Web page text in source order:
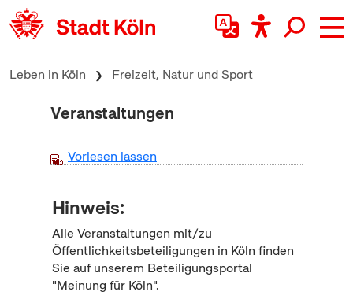
zum Inhalt springen
Leben in Köln Freizeit, Natur und Sport
Veranstaltungen
Vorlesen lassen
Hinweis:
Alle Veranstaltungen mit/zu
Öffentlichkeitsbeteiligungen in Köln finden
Sie auf unserem Beteiligungsportal
"Meinung für Köln".